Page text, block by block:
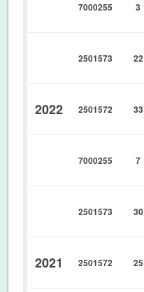
7000255 3
2501573 22
2022 2501572 33
7000255 7
2501573 30
2021 2501572 25